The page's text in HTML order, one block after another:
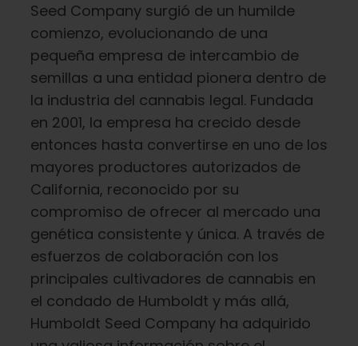
Semillas para jardín
Aprenda
Pulse
Acerca de
Caza de fenotipos
Preservación de la genética caribeña
Póngase en contacto con
Seed Company surgió de un humilde
comienzo, evolucionando de una
pequeña empresa de intercambio de
semillas a una entidad pionera dentro de
la industria del cannabis legal. Fundada
en 2001, la empresa ha crecido desde
entonces hasta convertirse en uno de los
mayores productores autorizados de
California, reconocido por su
compromiso de ofrecer al mercado una
genética consistente y única. A través de
esfuerzos de colaboración con los
principales cultivadores de cannabis en
el condado de Humboldt y más allá,
Humboldt Seed Company ha adquirido